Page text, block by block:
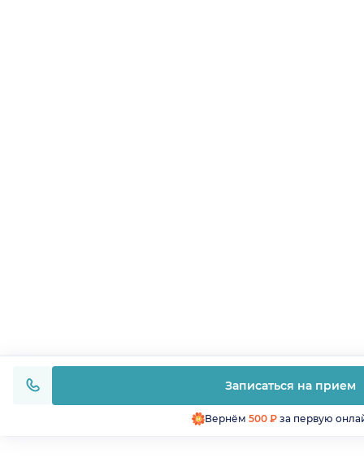
Записаться на прием
Вернём 500 ₽за первую